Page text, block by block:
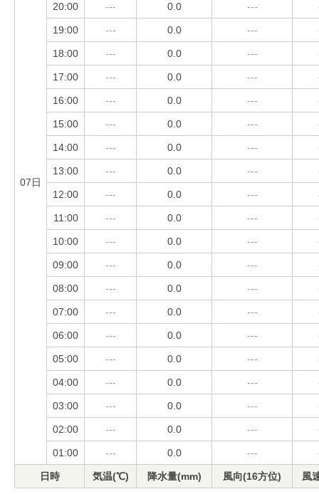
07日
20:00 --- 0.0 ---
19:00 --- 0.0 ---
18:00 --- 0.0 ---
17:00 --- 0.0 ---
16:00 --- 0.0 ---
15:00 --- 0.0 ---
14:00 --- 0.0 ---
13:00 --- 0.0 ---
12:00 --- 0.0 ---
11:00 --- 0.0 ---
10:00 --- 0.0 ---
09:00 --- 0.0 ---
08:00 --- 0.0 ---
07:00 --- 0.0 ---
06:00 --- 0.0 ---
05:00 --- 0.0 ---
04:00 --- 0.0 ---
03:00 --- 0.0 ---
02:00 --- 0.0 ---
01:00 --- 0.0 ---
日時 気温(℃) 降水量(mm) 風向(16方位) 風